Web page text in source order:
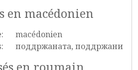
en macédonien
macédonien
поддржаната, поддржани